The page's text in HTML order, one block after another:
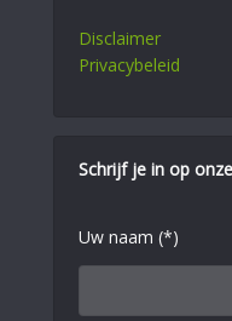
Disclaimer
Privacybeleid
Schrijf je in op
Uw naam (*)